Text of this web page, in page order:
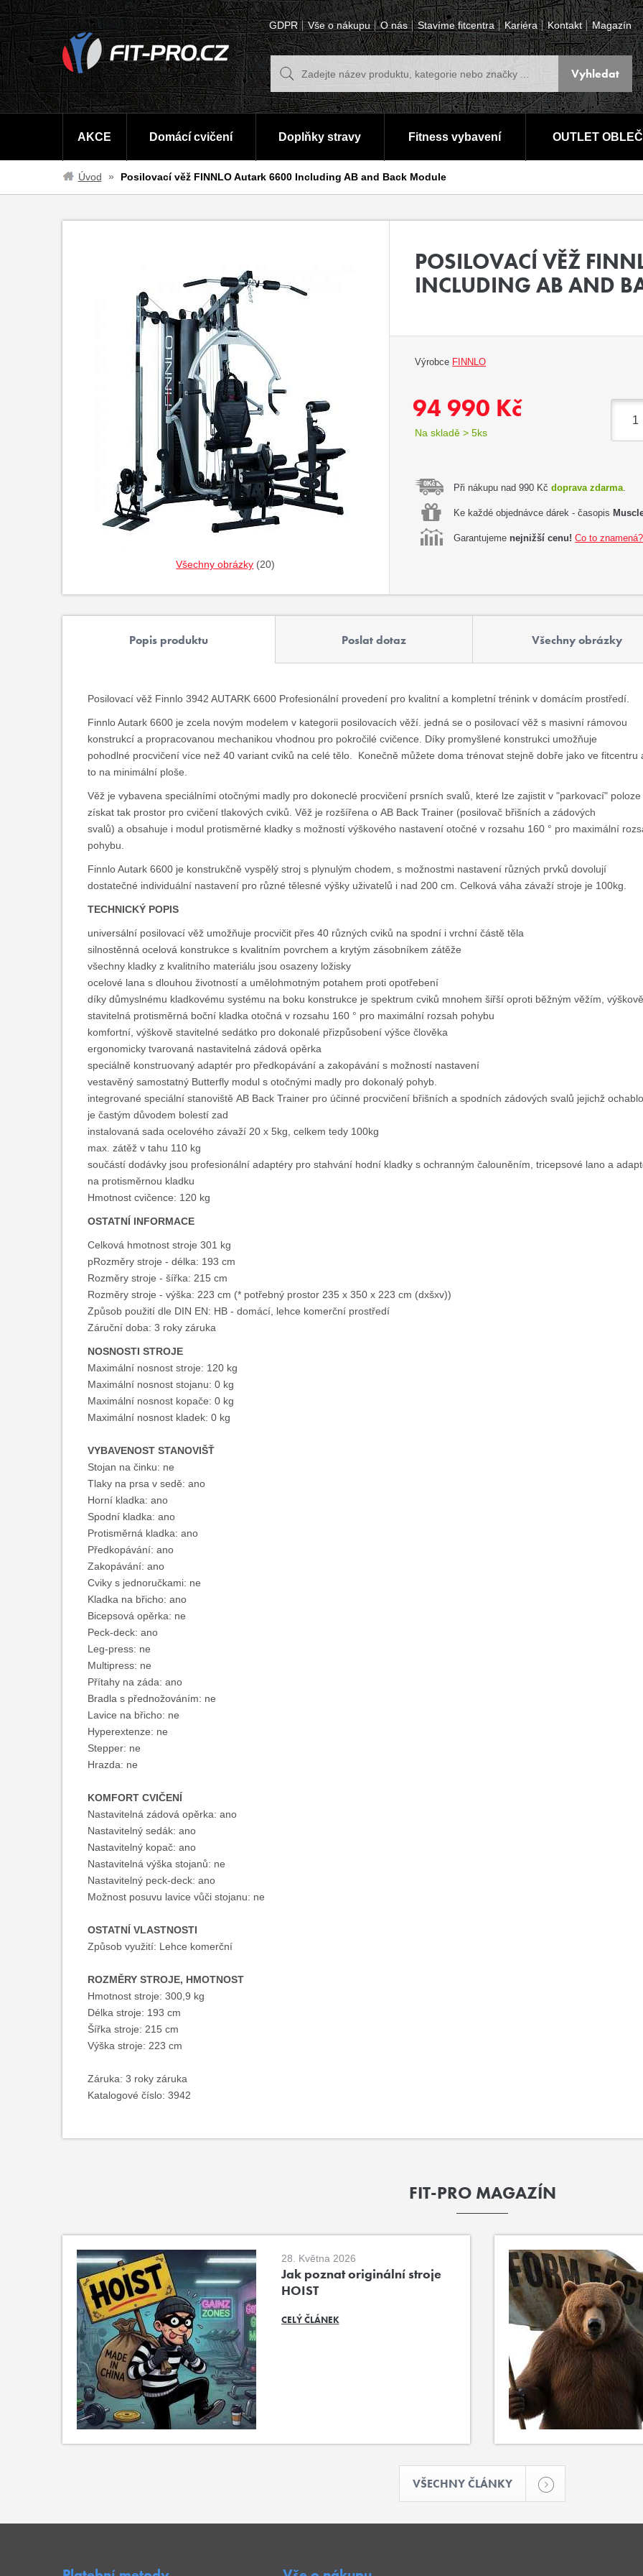
GDPR Vše o nákupu O nás Stavíme fitcentra Kariéra Kontakt Magazín
AKCE Domácí cvičení Doplňky stravy Fitness vybavení OUTLET
Úvod Posilovací věž FINNLO Autark 6600 Including AB and Back Module
Všechny obrázky (20)
POSILOVACÍ VĚŽ
INCLUDING AB AND
Výrobce FINNLO
94 990 Kč
Na skladě > 5ks
Při nákupu nad 990 Kčdoprava zdarma.
Ke každé objednávce dárek - časopis
Garantujeme nejnižší cenu! Co to znamená?
Popis produktu Poslat dotaz Všechny obrázky
Posilovací věž Finnlo 3942 AUTARK 6600 Profesionální provedení pro kvalitní a kompletní trénink v domácím prostředí.
Finnlo Autark 6600 je zcela novým modelem v kategorii posilovacích věží. jedná se o posilovací věž s masivní rámovou
konstrukcí a propracovanou mechanikou vhodnou pro pokročilé cvičence. Díky promyšlené konstrukci umožňuje
pohodlné procvičení více než 40 variant cviků na celé tělo. Konečně můžete doma trénovat stejně dobře jako ve fitcentru
to na minimální ploše.
Věž je vybavena speciálními otočnými madly pro dokoneclé procvičení prsních svalů, které lze zajistit v "parkovací" poloze
získat tak prostor pro cvičení tlakových cviků. Věž je rozšířena o AB Back Trainer (posilovač břišních a zádových
svalů) a obsahuje i modul protisměrné kladky s možností výškového nastavení otočné v rozsahu 160 ° pro maximální
pohybu.
Finnlo Autark 6600 je konstrukčně vyspělý stroj s plynulým chodem, s možnostmi nastavení různých prvků dovolují
dostatečné individuální nastavení pro různé tělesné výšky uživatelů i nad 200 cm. Celková váha závaží stroje je 100kg.
TECHNICKÝ POPIS
universální posilovací věž umožňuje procvičit přes 40 různých cviků na spodní i vrchní částě těla
silnostěnná ocelová konstrukce s kvalitním povrchem a krytým zásobníkem zátěže
všechny kladky z kvalitního materiálu jsou osazeny ložisky
ocelové lana s dlouhou životností a umělohmotným potahem proti opotřebení
díky důmyslnému kladkovému systému na boku konstrukce je spektrum cviků mnohem šiřší oproti běžným věžím, výškově
stavitelná protisměrná boční kladka otočná v rozsahu 160 ° pro maximální rozsah pohybu
komfortní, výškově stavitelné sedátko pro dokonalé přizpůsobení výšce člověka
ergonomicky tvarovaná nastavitelná zádová opěrka
speciálně konstruovaný adaptér pro předkopávání a zakopávání s možností nastavení
vestavěný samostatný Butterfly modul s otočnými madly pro dokonalý pohyb.
integrované speciální stanoviště AB Back Trainer pro účinné procvičení břišních a spodních zádových svalů jejichž
je častým důvodem bolestí zad
instalovaná sada ocelového závaží 20 x 5kg, celkem tedy 100kg
max. zátěž v tahu 110 kg
součástí dodávky jsou profesionální adaptéry pro stahvání hodní kladky s ochranným čalouněním, tricepsové lano a
na protisměrnou kladku
Hmotnost cvičence: 120 kg
OSTATNÍ INFORMACE
Celková hmotnost stroje 301 kg
pRozměry stroje - délka: 193 cm
Rozměry stroje - šířka: 215 cm
Rozměry stroje - výška: 223 cm (* potřebný prostor 235 x 350 x 223 cm (dxšxv))
Způsob použití dle DIN EN: HB - domácí, lehce komerční prostředí
Záruční doba: 3 roky záruka
NOSNOSTI STROJE
Maximální nosnost stroje: 120 kg
Maximální nosnost stojanu: 0 kg
Maximální nosnost kopače: 0 kg
Maximální nosnost kladek: 0 kg
VYBAVENOST STANOVIŠŤ
Stojan na činku: ne
Tlaky na prsa v sedě: ano
Horní kladka: ano
Spodní kladka: ano
Protisměrná kladka: ano
Předkopávání: ano
Zakopávání: ano
Cviky s jednoručkami: ne
Kladka na břicho: ano
Bicepsová opěrka: ne
Peck-deck: ano
Leg-press: ne
Multipress: ne
Přítahy na záda: ano
Bradla s přednožováním: ne
Lavice na břicho: ne
Hyperextenze: ne
Stepper: ne
Hrazda: ne
KOMFORT CVIČENÍ
Nastavitelná zádová opěrka: ano
Nastavitelný sedák: ano
Nastavitelný kopač: ano
Nastavitelná výška stojanů: ne
Nastavitelný peck-deck: ano
Možnost posuvu lavice vůči stojanu: ne
OSTATNÍ VLASTNOSTI
Způsob využití: Lehce komerční
ROZMĚRY STROJE, HMOTNOST
Hmotnost stroje: 300,9 kg
Délka stroje: 193 cm
Šířka stroje: 215 cm
Výška stroje: 223 cm
Záruka: 3 roky záruka
Katalogové číslo: 3942
FIT-PRO MAGAZÍN
28. Května 2026
Jak poznat originální stroje
HOIST
CELÝ ČLÁNEK
VŠECHNY ČLÁNKY